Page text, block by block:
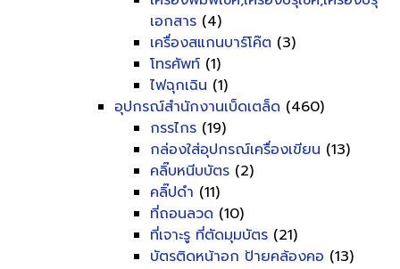
เอกสาร (4)
เครื่องสแกนบาร์โค๊ต (3)
โทรศัพท์ (1)
ไฟฉุกเฉิน (1)
อุปกรณ์สำนักงานเบ็ดเตล็ด (460)
กรรไกร (19)
กล่องใส่อุปกรณ์เครื่องเขียน (13)
คลิ๊บหนีบบัตร (2)
คลิ๊ปดำ (11)
ที่ถอนลวด (10)
ที่เจาะรู ที่ตัดมุมบัตร (21)
บัตรติดหน้าอก ป้ายคล้องคอ (13)